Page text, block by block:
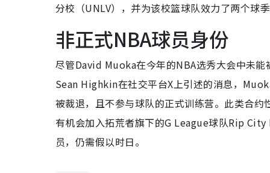
分校（UNLV），并为该校篮球队效力了两个球
非正式NBA球员身份
尽管David Muoka在今年的NBA选秀大会中未
Sean Highkin在社交平台X上引述的消息，
被裁退，且不参与球队的正式训练营。此类合
有机会加入拓荒者旗下的G League球队Rip
员，仍需假以时日。